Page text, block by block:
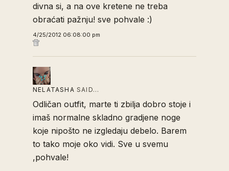
divna si, a na ove kretene ne treba
obraćati pažnju! sve pohvale :)
4/25/2012 06:08:00 pm
NELATASHA SAID…
Odličan outfit, marte ti zbilja dobro stoje i
imaš normalne skladno gradjene noge
koje nipošto ne izgledaju debelo. Barem
to tako moje oko vidi. Sve u svemu
,pohvale!